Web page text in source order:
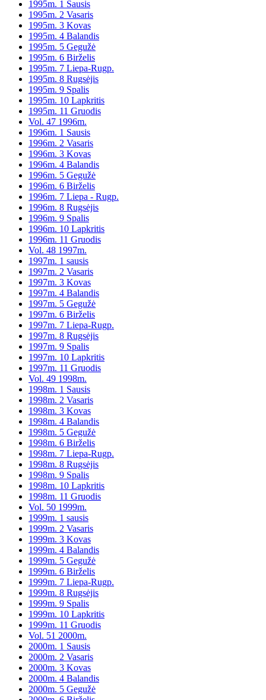
1995m. 1 Sausis
1995m. 2 Vasaris
1995m. 3 Kovas
1995m. 4 Balandis
1995m. 5 Gegužė
1995m. 6 Birželis
1995m. 7 Liepa-Rugp.
1995m. 8 Rugsėjis
1995m. 9 Spalis
1995m. 10 Lapkritis
1995m. 11 Gruodis
Vol. 47 1996m.
1996m. 1 Sausis
1996m. 2 Vasaris
1996m. 3 Kovas
1996m. 4 Balandis
1996m. 5 Gegužė
1996m. 6 Birželis
1996m. 7 Liepa - Rugp.
1996m. 8 Rugsėjis
1996m. 9 Spalis
1996m. 10 Lapkritis
1996m. 11 Gruodis
Vol. 48 1997m.
1997m. 1 sausis
1997m. 2 Vasaris
1997m. 3 Kovas
1997m. 4 Balandis
1997m. 5 Gegužė
1997m. 6 Birželis
1997m. 7 Liepa-Rugp.
1997m. 8 Rugsėjis
1997m. 9 Spalis
1997m. 10 Lapkritis
1997m. 11 Gruodis
Vol. 49 1998m.
1998m. 1 Sausis
1998m. 2 Vasaris
1998m. 3 Kovas
1998m. 4 Balandis
1998m. 5 Gegužė
1998m. 6 Birželis
1998m. 7 Liepa-Rugp.
1998m. 8 Rugsėjis
1998m. 9 Spalis
1998m. 10 Lapkritis
1998m. 11 Gruodis
Vol. 50 1999m.
1999m. 1 sausis
1999m. 2 Vasaris
1999m. 3 Kovas
1999m. 4 Balandis
1999m. 5 Gegužė
1999m. 6 Birželis
1999m. 7 Liepa-Rugp.
1999m. 8 Rugsėjis
1999m. 9 Spalis
1999m. 10 Lapkritis
1999m. 11 Gruodis
Vol. 51 2000m.
2000m. 1 Sausis
2000m. 2 Vasaris
2000m. 3 Kovas
2000m. 4 Balandis
2000m. 5 Gegužė